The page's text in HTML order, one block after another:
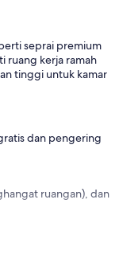
seprai premium
ruang kerja ramah
tinggi untuk kamar
dan pengering
ruangan), dan